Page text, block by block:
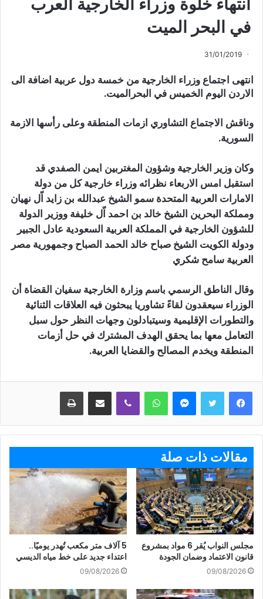
انتهاء خلوة وزراء الخارجية العرب
في البحر الميت
31/01/2019
انتهى اجتماع وزراء الخارجية من خمسة دول عربية اضافة الى
الاردن اليوم الخميس في البحرالميت.
وناقش الاجتماع التشاوري ازمات المنطقة وعلى رأسها الازمة
السورية.‬
وكان وزير الخارجية وشؤون المغتربين ايمن الصفدي قد
استقبل امس الاربعاء نظرائه وزراء خارجية كل من دولة
الامارات العربية المتحدة سمو الشيخ عبدالله بن زايد اّل نهيان
ومملكة البحرين الشيخ خالد بن احمد اّل خليفة ووزير الدولة
للشؤون الخارجية في المملكة العربية السعودية عادل الجبير
ودولة الكويت الشيخ صباح خالد الحمد الصباح وجمهورية مصر
العربية سامح شكري
وقال الناطق الرسمي باسم وزارة الخارجية سفيان القضاة أن
الوزراء سيعقدون لقاءً تشاوريا يبحثون فيه العلاقات الثنائية
والتطورات الإقليمية وسيتبادلون وجهات النظر حول سبل
التعامل معها بما يحقق الهدف المشترك في حل أزمات
المنطقة ويخدم المصالح والقضايا العربية.
ماسنجر واتساب ڤايبر مشاركة عبر البريد طباعة
مقالات ذات صلة
مجلس النواب يُقر 6 مواد بمشروع
قانون الاعتماد وضمان الجودة
09/08/2026
5 آلاف متر مكعب تُهدر يوميًا..
اعتداء جديد على خط مياه الديسي
09/08/2026